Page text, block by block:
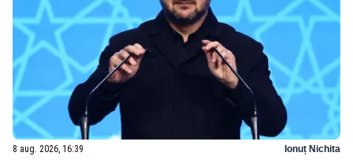
8 aug. 2026, 16:39 Ionuț Nichita